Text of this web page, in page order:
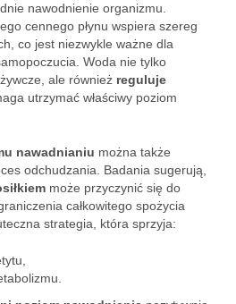
nawodnienie organizmu.
cennego płynu wspiera szereg
co jest niezwykle ważne dla
Woda nie tylko
ale również reguluje
utrzymać właściwy poziom
nawadnianiu można także
odchudzania. Badania sugerują,
może przyczynić się do
całkowitego spożycia
strategia, która sprzyja: